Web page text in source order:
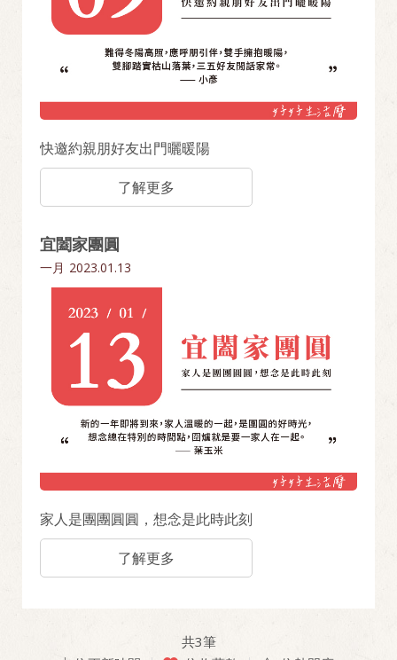
快邀約親朋好友出門曬暖陽
了解更多
宜闔家團圓
一月 2023.01.13
家人是團團圓圓，想念是此時此刻
了解更多
共3筆